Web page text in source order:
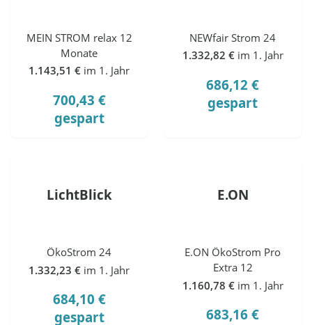
MEIN STROM relax 12
Monate
1.143,51 € im 1. Jahr
700,43 €
gespart
NEWfair Strom 24
1.332,82 € im 1. Jahr
686,12 €
gespart
LichtBlick
ÖkoStrom 24
1.332,23 € im 1. Jahr
684,10 €
gespart
E.ON
E.ON ÖkoStrom Pro
Extra 12
1.160,78 € im 1. Jahr
683,16 €